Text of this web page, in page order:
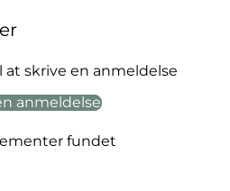
skrive en anmeldelse
anmeldelse
fundet